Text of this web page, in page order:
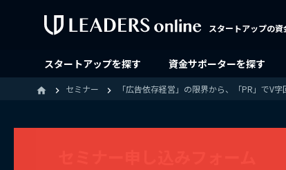
スタートアップの
スタートアップを探す 資金サポーターを探す
home セミナー 「広告依存経営」の限界から、「PR」でV